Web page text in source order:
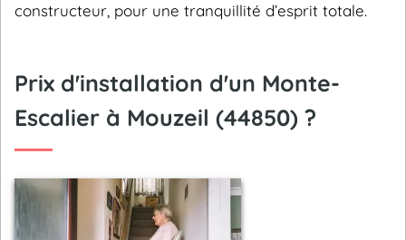
constructeur, pour une tranquillité d’esprit totale.
Prix d'installation d'un Monte-
Escalier à Mouzeil (44850) ?